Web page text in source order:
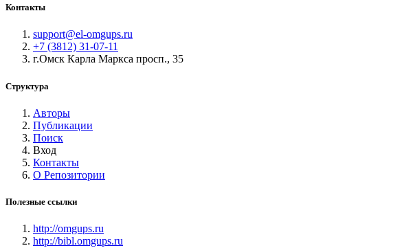
Контакты
support@el-omgups.ru
+7 (3812) 31-07-11
г.Омск Карла Маркса просп., 35
Структура
Авторы
Публикации
Поиск
Вход
Контакты
О Репозитории
Полезные ссылки
http://omgups.ru
http://bibl.omgups.ru